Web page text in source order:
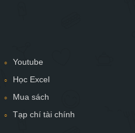
Youtube
Học Excel
Mua sách
Tạp chí tài chính